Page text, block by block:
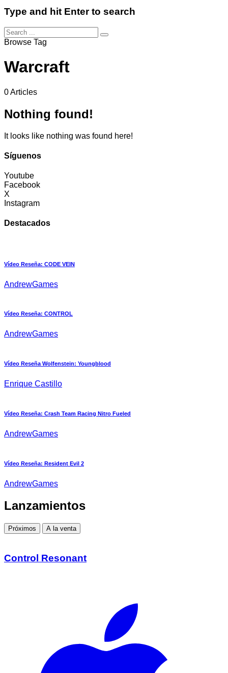
Type and hit Enter to search
Browse Tag
Warcraft
0 Articles
Nothing found!
It looks like nothing was found here!
Síguenos
Youtube
Facebook
X
Instagram
Destacados
Vídeo Reseña: CODE VEIN
AndrewGames
Vídeo Reseña: CONTROL
AndrewGames
Vídeo Reseña Wolfenstein: Youngblood
Enrique Castillo
Vídeo Reseña: Crash Team Racing Nitro Fueled
AndrewGames
Vídeo Reseña: Resident Evil 2
AndrewGames
Lanzamientos
Próximos A la venta
Control Resonant